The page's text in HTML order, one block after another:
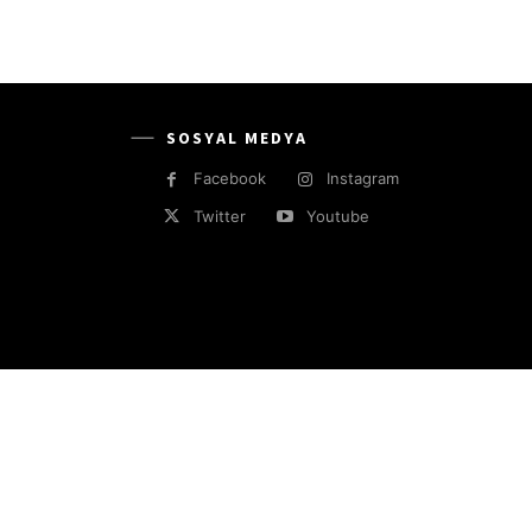
SOSYAL MEDYA
Facebook
Instagram
Twitter
Youtube